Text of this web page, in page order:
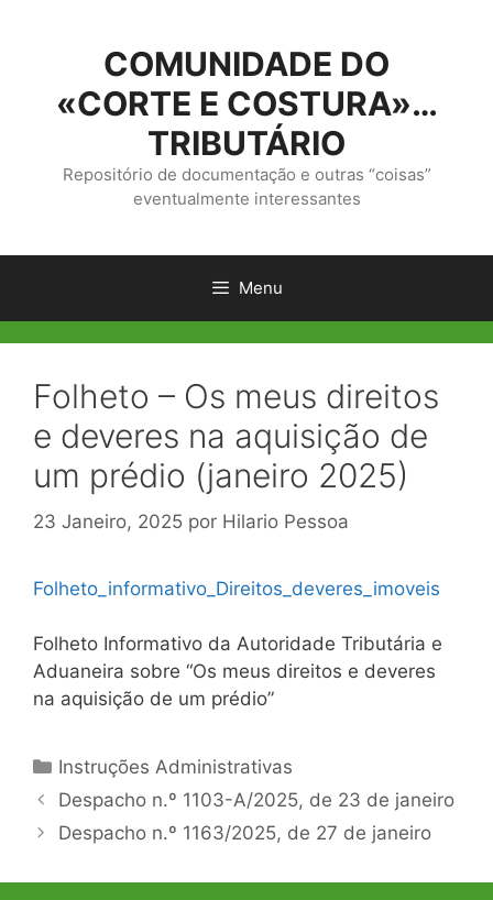
conteúdo
COMUNIDADE DO
«CORTE E COSTURA»…
TRIBUTÁRIO
Repositório de documentação e outras “coisas”
eventualmente interessantes
Menu
Folheto – Os meus direitos
e deveres na aquisição de
um prédio (janeiro 2025)
23 Janeiro, 2025 por Hilario Pessoa
Folheto_informativo_Direitos_deveres_imoveis
Folheto Informativo da Autoridade Tributária e
Aduaneira sobre “Os meus direitos e deveres
na aquisição de um prédio”
Categorias
Instruções Administrativas
Navegação
de
Despacho n.º 1103-A/2025, de 23 de janeiro
Despacho n.º 1163/2025, de 27 de janeiro